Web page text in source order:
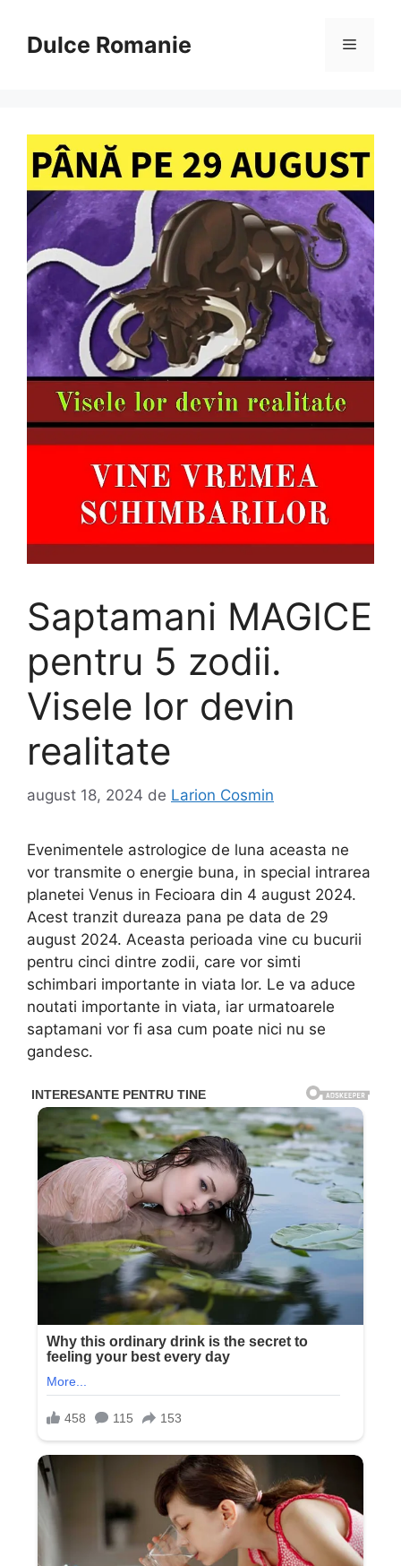
conținutDulce Romanie Meniu
Saptamani MAGICE
pentru 5 zodii.
Visele lor devin
realitate
august 18, 2024 de Larion Cosmin
Evenimentele astrologice de luna aceasta ne
vor transmite o energie buna, in special intrarea
planetei Venus in Fecioara din 4 august 2024.
Acest tranzit dureaza pana pe data de 29
august 2024. Aceasta perioada vine cu bucurii
pentru cinci dintre zodii, care vor simti
schimbari importante in viata lor. Le va aduce
noutati importante in viata, iar urmatoarele
saptamani vor fi asa cum poate nici nu se
gandesc.